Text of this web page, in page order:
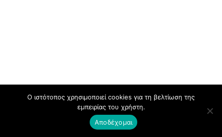
Ο ιστότοπος χρησιμοποιεί cookies για τη βελτίωση της
εμπειρίας του χρήστη.
Αποδέχομαι